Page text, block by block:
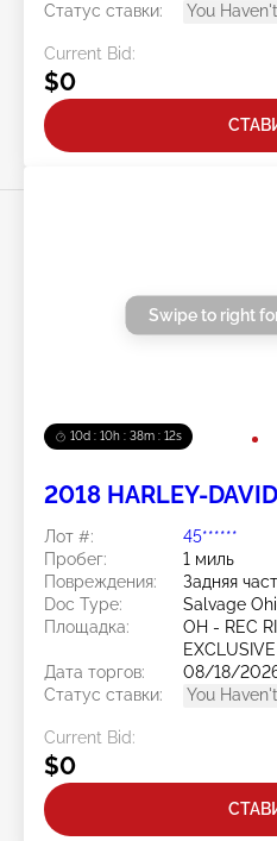
Статус ставки:
You
Current Bid:
$0
10d : 10h : 38m : 11s
Swipe to right
2018 HARLEY-
Лот #:
45******
Пробег:
1 миль
Повреждения:
Задняя
Doc Type:
Salvage
Площадка:
OH - REC
EXCLUSIVE
Дата торгов:
08/18/
Статус ставки:
You
Current Bid:
$0